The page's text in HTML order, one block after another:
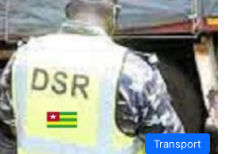
Transport